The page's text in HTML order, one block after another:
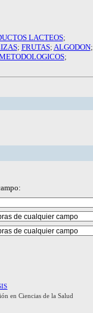
LACTEOS;
; FRUTAS; ALGODON;
;
en Ciencias de la Salud